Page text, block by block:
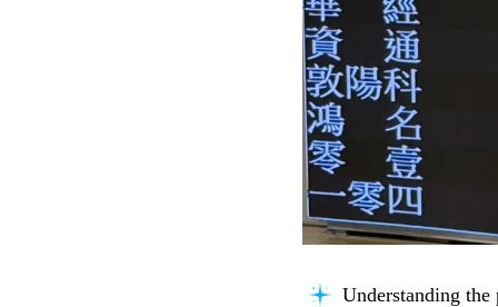
Connecting